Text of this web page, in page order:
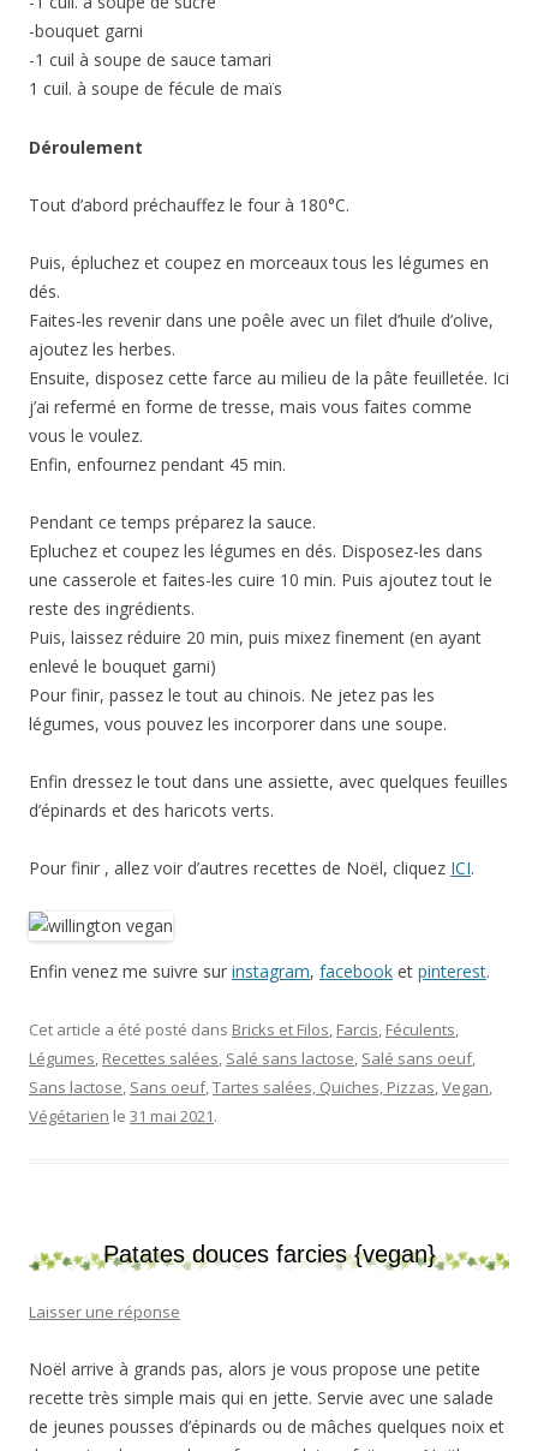
-bouquet garni
-1 cuil à soupe de sauce tamari
1 cuil. à soupe de fécule de maïs
Déroulement
Tout d’abord préchauffez le four à 180°C.
Puis, épluchez et coupez en morceaux tous les légumes en
dés.
Faites-les revenir dans une poêle avec un filet d’huile d’olive,
ajoutez les herbes.
Ensuite, disposez cette farce au milieu de la pâte feuilletée. Ici
j’ai refermé en forme de tresse, mais vous faites comme
vous le voulez.
Enfin, enfournez pendant 45 min.
Pendant ce temps préparez la sauce.
Epluchez et coupez les légumes en dés. Disposez-les dans
une casserole et faites-les cuire 10 min. Puis ajoutez tout le
reste des ingrédients.
Puis, laissez réduire 20 min, puis mixez finement (en ayant
enlevé le bouquet garni)
Pour finir, passez le tout au chinois. Ne jetez pas les
légumes, vous pouvez les incorporer dans une soupe.
Enfin dressez le tout dans une assiette, avec quelques feuilles
d’épinards et des haricots verts.
Pour finir , allez voir d’autres recettes de Noël, cliquez ICI.
Enfin venez me suivre sur instagram, facebook et pinterest.
Cet article a été posté dans Bricks et Filos, Farcis, Féculents,
Légumes, Recettes salées, Salé sans lactose, Salé sans oeuf,
Sans lactose, Sans oeuf,Tartes salées, Quiches, Pizzas,Vegan,
Végétarien le 31 mai 2021.
Patates douces farcies {vegan}
Laisser une réponse
Noël arrive à grands pas, alors je vous propose une petite
recette très simple mais qui en jette. Servie avec une salade
de jeunes pousses d’épinards ou de mâches quelques noix et